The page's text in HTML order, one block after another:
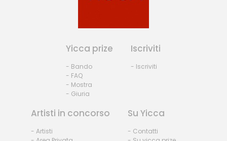
Yicca prize
- Bando
- FAQ
- Mostra
- Giuria
Iscriviti
- Iscriviti
Artisti in concorso
- Artisti
Su Yicca
- Contatti